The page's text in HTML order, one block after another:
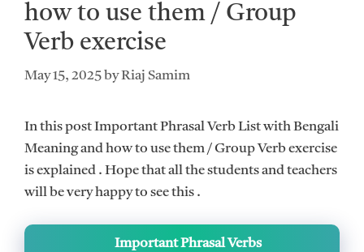
how to use them / Group
Verb exercise
May 15, 2025 byRiaj Samim
In this post Important Phrasal Verb List with Bengali
Meaning and how to use them / Group Verb exercise
is explained . Hope that all the students and teachers
will be very happy to see this .
Important Phrasal Verbs